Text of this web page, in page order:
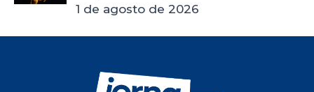
1 de agosto de 2026